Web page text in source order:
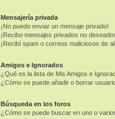
Mensajería privada
¡No puedo enviar un mensaje privado!
¡Recibo mensajes privados no
¡Recibí spam o correos maliciosos de
Amigos e Ignorados
¿Qué es la lista de Mis Amigos e
¿Cómo se puede añadir o borrar
Búsqueda en los foros
¿Cómo se puede buscar en uno o